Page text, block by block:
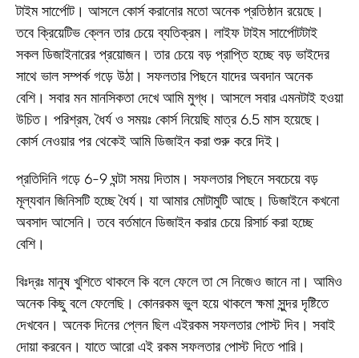
টাইম সার্পেোট। আসলে কোর্স করানোর মতো অনেক প্রতিষ্ঠান রয়েছে।
তবে ক্রিয়েটিভ ক্লেন তার চেয়ে ব্যতিক্রম। লাইফ টাইম সার্পেোটটাই
সকল ডিজাইনারের প্রয়োজন। তার চেয়ে বড় প্রাপ্তি হচ্ছে বড় ভাইদের
সাথে ভাল সম্পর্ক গড়ে উঠা। সফলতার পিছনে যাদের অবদান অনেক
বেশি। সবার মন মানসিকতা দেখে আমি মুগ্ধ। আসলে সবার এমনটাই হওয়া
উচিত। পরিশ্রম, ধৈর্য ও সময়ঃ কোর্স নিয়েছি মাত্র 6.5 মাস হয়েছে।
কোর্স নেওয়ার পর থেকেই আমি ডিজাইন করা শুরু করে দিই।
প্রতিদিনি গড়ে 6-9 ঘন্টা সময় দিতাম। সফলতার পিছনে সবচেয়ে বড়
মূল্যবান জিনিসটি হচ্ছে ধৈর্য। যা আমার মোটামুটি আছে। ডিজাইনে কখনো
অবসাদ আসেনি। তবে বর্তমানে ডিজাইন করার চেয়ে রিসার্চ করা হচ্ছে
বেশি।
বিঃদ্রঃ মানুষ খুশিতে থাকলে কি বলে ফেলে তা সে নিজেও জানে না। আমিও
অনেক কিছু বলে ফেলেছি। কোনরকম ভুল হয়ে থাকলে ক্ষমা সুন্দর দৃষ্টিতে
দেখবেন। অনেক দিনের প্লেন ছিল এইরকম সফলতার পোস্ট দিব। সবাই
দোয়া করবেন। যাতে আরো এই রকম সফলতার পোস্ট দিতে পারি।